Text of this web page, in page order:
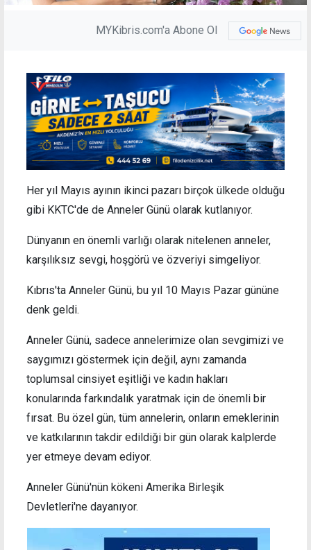
MYKibris.com'a Abone Ol
Her yıl Mayıs ayının ikinci pazarı birçok ülkede olduğu
gibi KKTC'de de Anneler Günü olarak kutlanıyor.
Dünyanın en önemli varlığı olarak nitelenen anneler,
karşılıksız sevgi, hoşgörü ve özveriyi simgeliyor.
Kıbrıs'ta Anneler Günü, bu yıl 10 Mayıs Pazar gününe
denk geldi.
Anneler Günü, sadece annelerimize olan sevgimizi ve
saygımızı göstermek için değil, aynı zamanda
toplumsal cinsiyet eşitliği ve kadın hakları
konularında farkındalık yaratmak için de önemli bir
fırsat. Bu özel gün, tüm annelerin, onların emeklerinin
ve katkılarının takdir edildiği bir gün olarak kalplerde
yer etmeye devam ediyor.
Anneler Günü'nün kökeni Amerika Birleşik
Devletleri'ne dayanıyor.